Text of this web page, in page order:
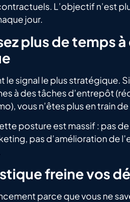
L’objectif n’est
jour.
plus de temps
le signal le plus stratégique.
à des tâches d’entrepôt
vous n’êtes plus en train
posture est massif : pas
pas d’amélioration de
freine vos
parce que vous ne